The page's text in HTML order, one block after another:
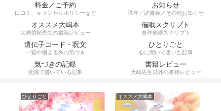
料金／ご予約
口コミ、キャンセルポリシーなど
お知らせ
講座／読書会／その他お知らせ
オススメ大嶋本
大嶋信頼先生の書籍レビュー
催眠スクリプト
自作催眠スクリプト
遺伝子コード・呪文
一覧や唱える系の気づき
ひとりごと
心に聞いて書いた記事
気づきの記録
意識で書いている記事
書籍レビュー
大嶋先生以外の書籍レビュー
ひとりごと オススメ大嶋本